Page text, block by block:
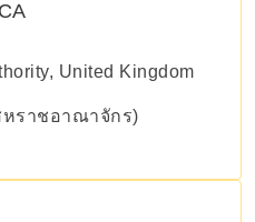
United Kingdom
หราชอาณาจักร)